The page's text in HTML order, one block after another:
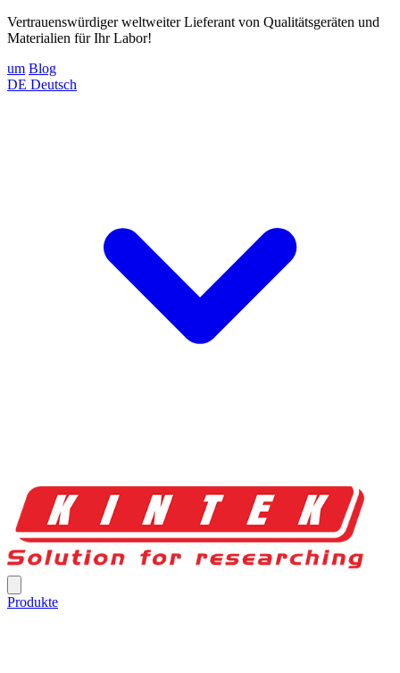
Vertrauenswürdiger weltweiter Lieferant von Qualitätsgeräten und
Materialien für Ihr Labor!
um Blog
DE Deutsch
Produkte